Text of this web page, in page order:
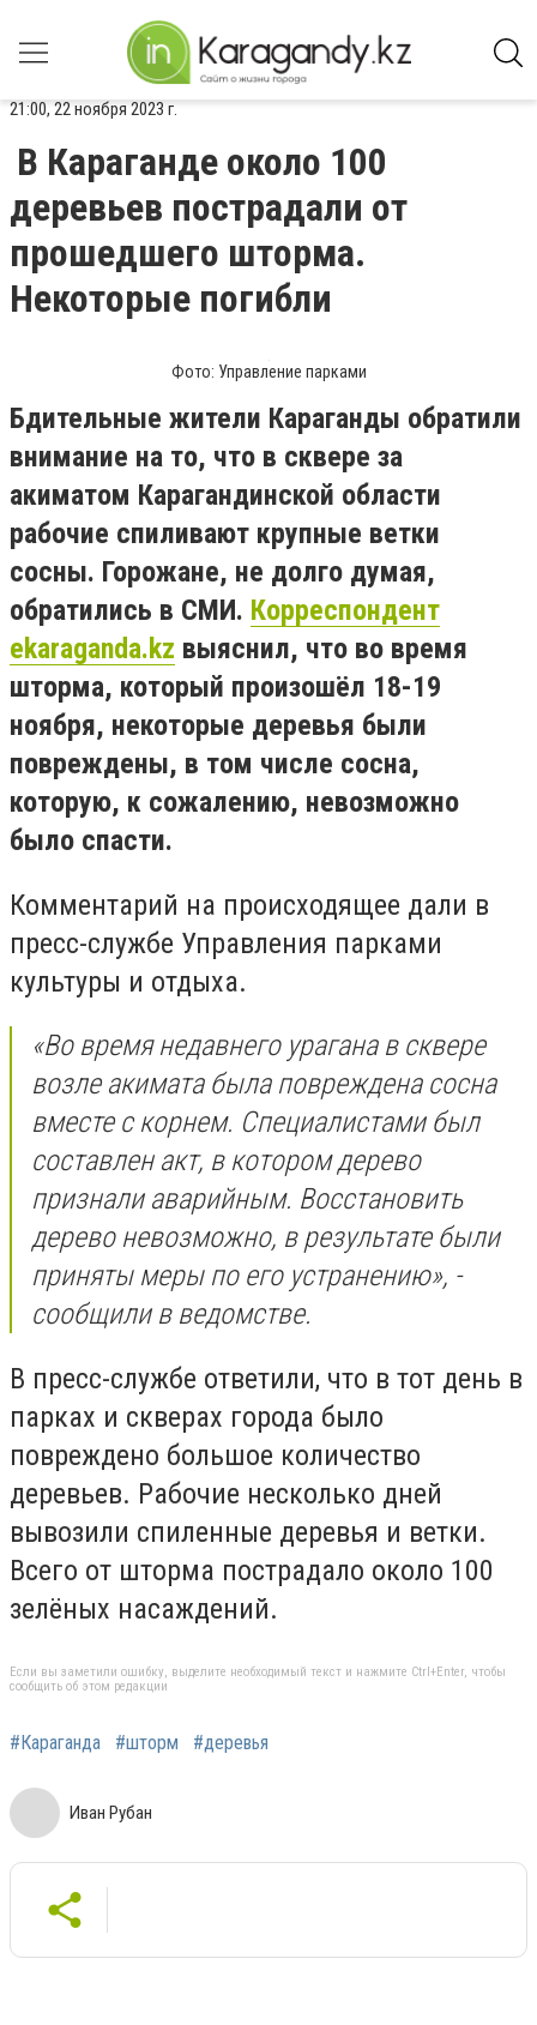
21:00, 22 ноября 2023 г.
В Караганде около 100
деревьев пострадали от
прошедшего шторма.
Некоторые погибли
Фото: Управление парками
Бдительные жители Караганды обратили
внимание на то, что в сквере за
акиматом Карагандинской области
рабочие спиливают крупные ветки
сосны. Горожане, не долго думая,
обратились в СМИ. Корреспондент
ekaraganda.kz выяснил, что во время
шторма, который произошёл 18-19
ноября, некоторые деревья были
повреждены, в том числе сосна,
которую, к сожалению, невозможно
было спасти.
Комментарий на происходящее дали в
пресс-службе Управления парками
культуры и отдыха.
«Во время недавнего урагана в сквере
возле акимата была повреждена сосна
вместе с корнем. Специалистами был
составлен акт, в котором дерево
признали аварийным. Восстановить
дерево невозможно, в результате были
приняты меры по его устранению», -
сообщили в ведомстве.
В пресс-службе ответили, что в тот день в
парках и скверах города было
повреждено большое количество
деревьев. Рабочие несколько дней
вывозили спиленные деревья и ветки.
Всего от шторма пострадало около 100
зелёных насаждений.
Если вы заметили ошибку, выделите необходимый текст и нажмите Ctrl+Enter, чтобы
сообщить об этом редакции
#Караганда #шторм #деревья
Иван Рубан